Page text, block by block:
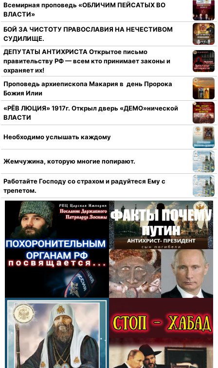
Всемирная проповедь «ОБЛИЧИМ ПЕЙСАТЫХ ВО
ВЛАСТИ»
БОЙ ЗА ЧИСТОТУ ПРАВОСЛАВИЯ НА НЕЧЕСТИВОМ
СУДИЛИЩЕ.
ДЕПУТАТЫ АНТИХРИСТА Открытое письмо
правительству РФ — всем кто принимает законы и
охраняет их!
Проповедь архиепископа Макария в день Пророка
Божия Илии
«РЁВ ЛЮЦИЯ» 1917г. Открыл дверь «ДЕМО»нической
ВЛАСТИ
Необходимо услышать каждому
Жемчужина, которую многие попирают.
Работайте Господу со страхом и радуйтеся Ему с
трепетом.